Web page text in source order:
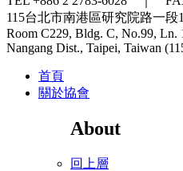
115台北市南港區研究院路一段
Room C229, Bldg. C, No.99, Ln.
Nangang Dist., Taipei, Taiwan
首頁
關於協會
About
回上層